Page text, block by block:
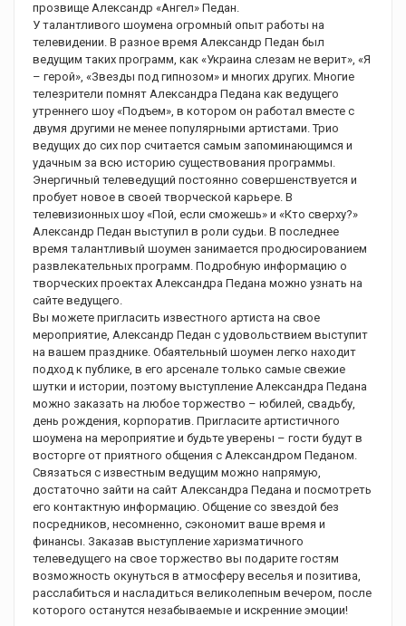
прозвище Александр «Ангел» Педан.
У талантливого шоумена огромный опыт работы на
телевидении. В разное время Александр Педан был
ведущим таких программ, как «Украина слезам не верит», «Я
– герой», «Звезды под гипнозом» и многих других. Многие
телезрители помнят Александра Педана как ведущего
утреннего шоу «Подъем», в котором он работал вместе с
двумя другими не менее популярными артистами. Трио
ведущих до сих пор считается самым запоминающимся и
удачным за всю историю существования программы.
Энергичный телеведущий постоянно совершенствуется и
пробует новое в своей творческой карьере. В
телевизионных шоу «Пой, если сможешь» и «Кто сверху?»
Александр Педан выступил в роли судьи. В последнее
время талантливый шоумен занимается продюсированием
развлекательных программ. Подробную информацию о
творческих проектах Александра Педана можно узнать на
сайте ведущего.
Вы можете пригласить известного артиста на свое
мероприятие, Александр Педан с удовольствием выступит
на вашем празднике. Обаятельный шоумен легко находит
подход к публике, в его арсенале только самые свежие
шутки и истории, поэтому выступление Александра Педана
можно заказать на любое торжество – юбилей, свадьбу,
день рождения, корпоратив. Пригласите артистичного
шоумена на мероприятие и будьте уверены – гости будут в
восторге от приятного общения с Александром Педаном.
Связаться с известным ведущим можно напрямую,
достаточно зайти на сайт Александра Педана и посмотреть
его контактную информацию. Общение со звездой без
посредников, несомненно, сэкономит ваше время и
финансы. Заказав выступление харизматичного
телеведущего на свое торжество вы подарите гостям
возможность окунуться в атмосферу веселья и позитива,
расслабиться и насладиться великолепным вечером, после
которого останутся незабываемые и искренние эмоции!